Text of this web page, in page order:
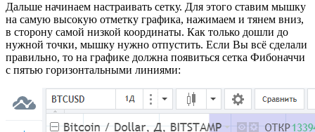
Дальше начинаем настраивать сетку. Для этого ставим мышку
на самую высокую отметку графика, нажимаем и тянем вниз,
в сторону самой низкой координаты. Как только дошли до
нужной точки, мышку нужно отпустить. Если Вы всё сделали
правильно, то на графике должна появиться сетка Фибоначчи
с пятью горизонтальными линиями: